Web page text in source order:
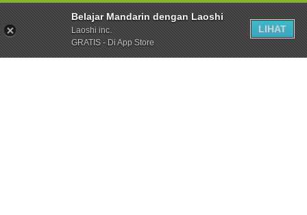
Belajar Mandarin dengan Laoshi
Laoshi inc.
GRATIS - Di App Store
LIHAT